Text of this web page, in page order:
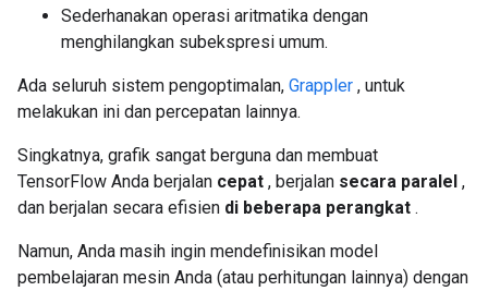
Sederhanakan operasi aritmatika dengan
menghilangkan subekspresi umum.
Ada seluruh sistem pengoptimalan, Grappler , untuk
melakukan ini dan percepatan lainnya.
Singkatnya, grafik sangat berguna dan membuat
TensorFlow Anda berjalan cepat , berjalan secara paralel ,
dan berjalan secara efisien di beberapa perangkat .
Namun, Anda masih ingin mendefinisikan model
pembelajaran mesin Anda (atau perhitungan lainnya) dengan